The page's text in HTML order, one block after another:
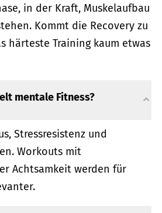
in der Kraft, Muskelaufbau
Kommt die Recovery zu
härteste Training kaum etwas
mentale Fitness?
Stressresistenz und
Workouts mit
Achtsamkeit werden für